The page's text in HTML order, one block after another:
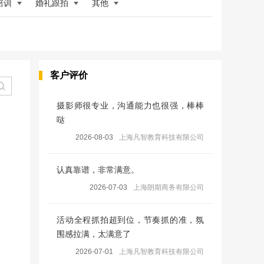
婚礼跟拍 其他
客户评价
摄影师很专业，沟通能力也很强，棒棒
哒
2026-08-03 上海凡智教育科技有限公司
认真靠谱，非常满意。
2026-07-03 上海朗期商务有限公司
活动全程抓拍超到位，节奏抓的准，氛
围感拉满，太满意了
2026-07-01 上海凡智教育科技有限公司